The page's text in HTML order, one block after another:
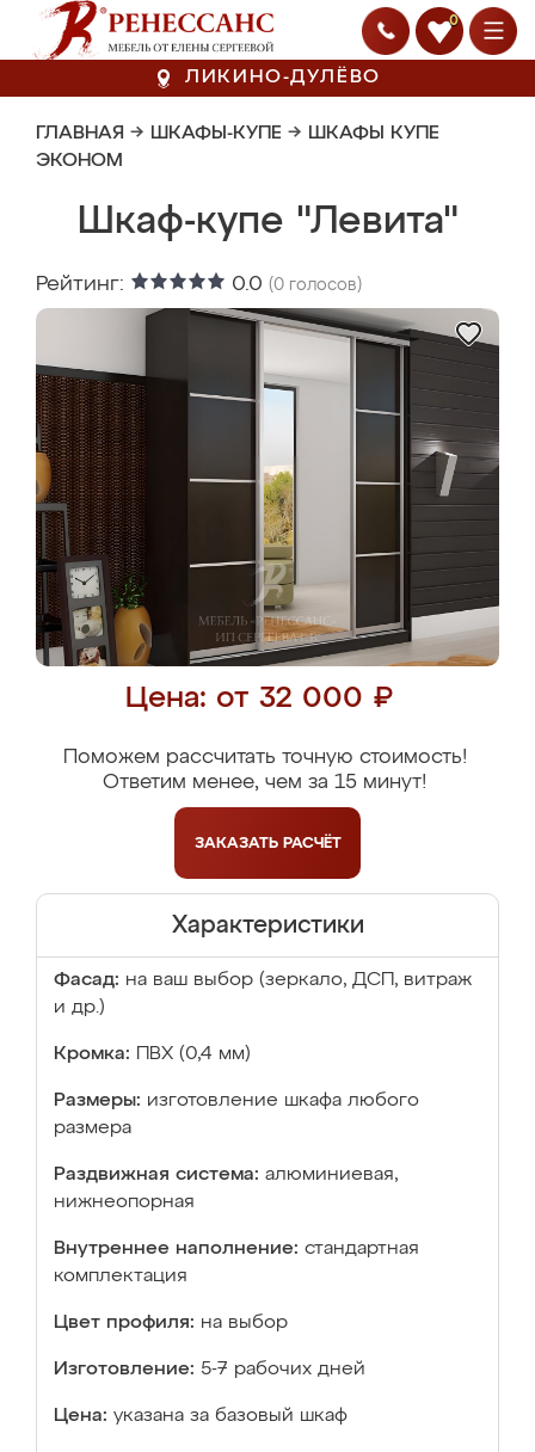
0
ЛИКИНО-ДУЛЁВО
ГЛАВНАЯ → ШКАФЫ-КУПЕ → ШКАФЫ КУПЕ
ЭКОНОМ
Шкаф-купе "Левита"
Рейтинг: 0.0 (0 голосов)
Цена: от 32 000 ₽
Поможем рассчитать точную стоимость!
Ответим менее, чем за 15 минут!
ЗАКАЗАТЬ РАСЧЁТ
Характеристики
Фасад: на ваш выбор (зеркало, ДСП, витраж
и др.)
Кромка: ПВХ (0,4 мм)
Размеры: изготовление шкафа любого
размера
Раздвижная система: алюминиевая,
нижнеопорная
Внутреннее наполнение: стандартная
комплектация
Цвет профиля: на выбор
Изготовление: 5-7 рабочих дней
Цена: указана за базовый шкаф